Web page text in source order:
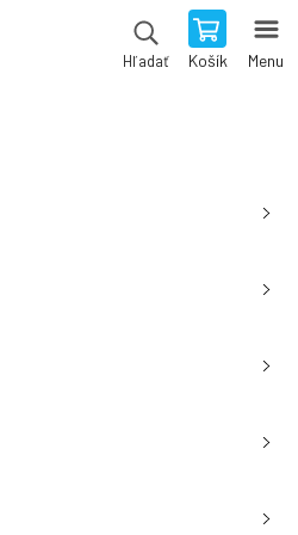
Hľadať Košík Menu